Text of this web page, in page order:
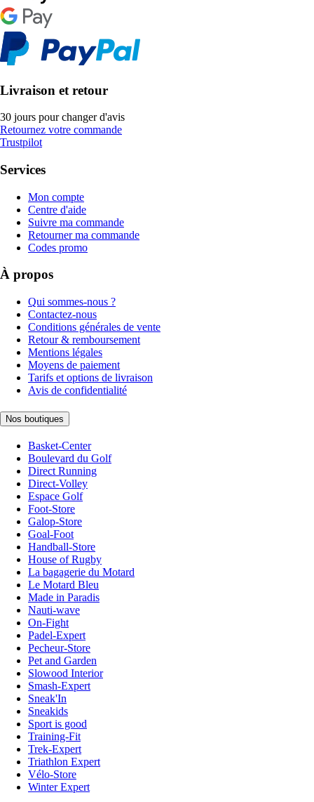
Livraison et retour
30 jours pour changer d'avis
Retournez votre commande
Trustpilot
Services
Mon compte
Centre d'aide
Suivre ma commande
Retourner ma commande
Codes promo
À propos
Qui sommes-nous ?
Contactez-nous
Conditions générales de vente
Retour & remboursement
Mentions légales
Moyens de paiement
Tarifs et options de livraison
Avis de confidentialité
Nos boutiques
Basket-Center
Boulevard du Golf
Direct Running
Direct-Volley
Espace Golf
Foot-Store
Galop-Store
Goal-Foot
Handball-Store
House of Rugby
La bagagerie du Motard
Le Motard Bleu
Made in Paradis
Nauti-wave
On-Fight
Padel-Expert
Pecheur-Store
Pet and Garden
Slowood Interior
Smash-Expert
Sneak'In
Sneakids
Sport is good
Training-Fit
Trek-Expert
Triathlon Expert
Vélo-Store
Winter Expert